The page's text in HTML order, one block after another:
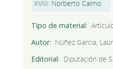
Tipo de material
Autor
Núñez García,
Editorial
Diputación de